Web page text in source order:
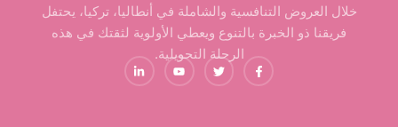
خلال العروض التنافسية والشاملة في أنطاليا، تركيا، يحتفل
فريقنا ذو الخبرة بالتنوع ويعطي الأولوية لثقتك في هذه
الرحلة التحويلية.
ا
ل
ف
ت
و
ي
م
و
ق
ي
ن
ك